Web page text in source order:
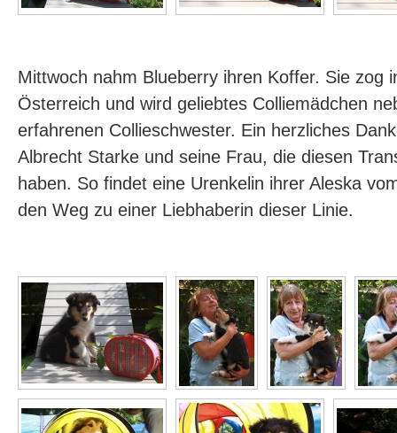
Mittwoch nahm Blueberry ihren Koffer. Sie zog
Österreich und wird geliebtes Colliemädchen
erfahrenen Collieschwester. Ein herzliches
Albrecht Starke und seine Frau, die diesen
haben. So findet eine Urenkelin ihrer Aleska
den Weg zu einer Liebhaberin dieser Linie.